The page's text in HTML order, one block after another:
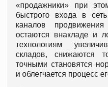
«продажники» при
быстрого входа в
каналов
остаются внакладе и
технологиям
складов, снижаются
точными становятся
и облегчается процесс